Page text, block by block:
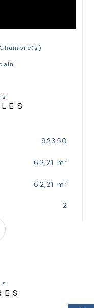
Chambre(s)
92350
62,21 m²
62,21 m²
2
l’immeuble,
direct à l’A86.
d’un
ce quartier
et sa